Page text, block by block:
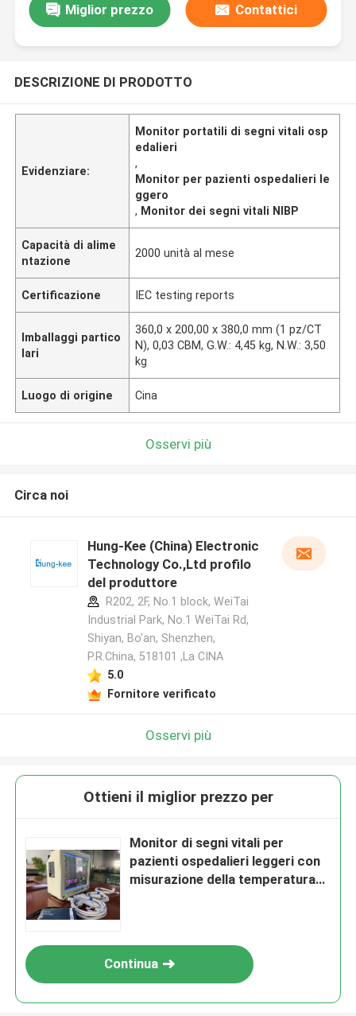
Miglior prezzo Contattici
DESCRIZIONE DI PRODOTTO
Evidenziare:
Monitor portatili di segni vitali osp
edalieri
,
Monitor per pazienti ospedalieri le
ggero
, Monitor dei segni vitali NIBP
Capacità di alime
ntazione
2000 unità al mese
Certificazione IEC testing reports
Imballaggi partico
lari
360,0 x 200,00 x 380,0 mm (1 pz/CT
N), 0,03 CBM, G.W.: 4,45 kg, N.W.: 3,50
kg
Luogo di origine Cina
Osservi più
Circa noi
Hung-Kee (China) Electronic
Technology Co.,Ltd profilo
del produttore
R202, 2F, No.1 block, WeiTai
Industrial Park, No.1 WeiTai Rd,
Shiyan, Bo'an, Shenzhen,
P.R.China, 518101​​​​​​​ ,La CINA
5.0
Fornitore verificato
Osservi più
Ottieni il miglior prezzo per
Monitor di segni vitali per
pazienti ospedalieri leggeri con
misurazione della temperatura
Continua